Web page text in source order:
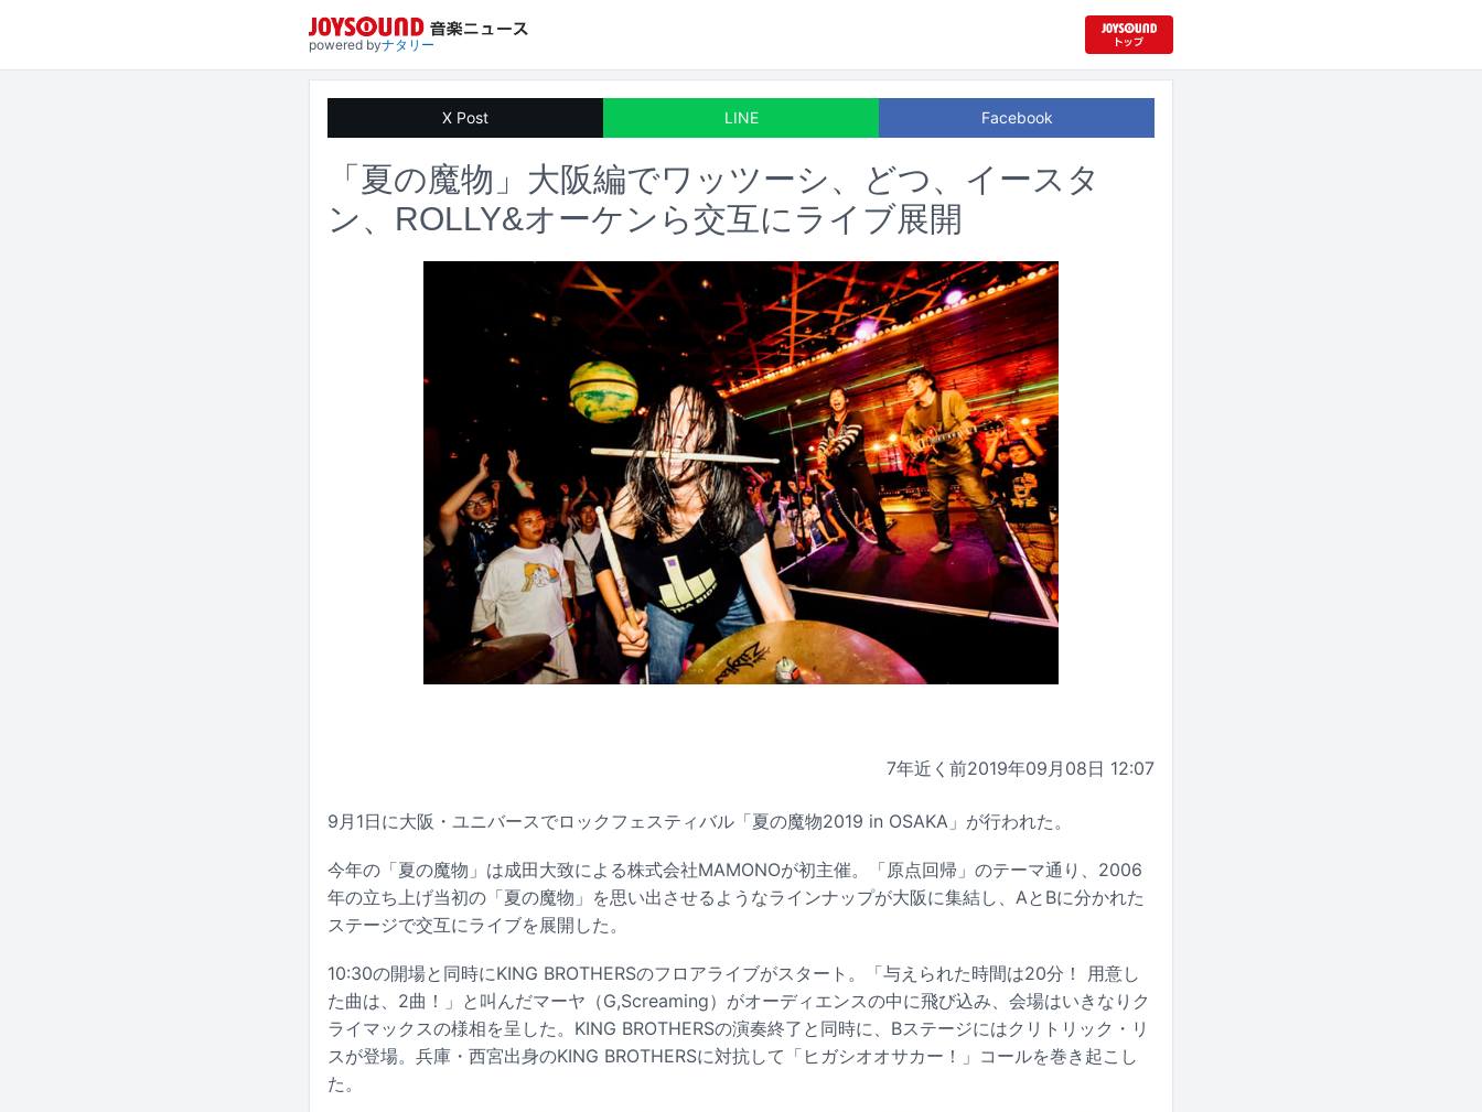
powered byナタリー
X Post LINE Facebook
「夏の魔物」大阪編でワッツーシ、どつ、イースタ
ン、ROLLY&オーケンら交互にライブ展開
7年近く前2019年09月08日 12:07
9月1日に大阪・ユニバースでロックフェスティバル「夏の魔物2019 in OSAKA」が行われた。
今年の「夏の魔物」は成田大致による株式会社MAMONOが初主催。「原点回帰」のテーマ通り、2006
年の立ち上げ当初の「夏の魔物」を思い出させるようなラインナップが大阪に集結し、AとBに分かれた
ステージで交互にライブを展開した。
10:30の開場と同時にKING BROTHERSのフロアライブがスタート。「与えられた時間は20分！ 用意し
た曲は、2曲！」と叫んだマーヤ（G,Screaming）がオーディエンスの中に飛び込み、会場はいきなりク
ライマックスの様相を呈した。KING BROTHERSの演奏終了と同時に、Bステージにはクリトリック・リ
スが登場。兵庫・西宮出身のKING BROTHERSに対抗して「ヒガシオオサカー！」コールを巻き起こし
た。